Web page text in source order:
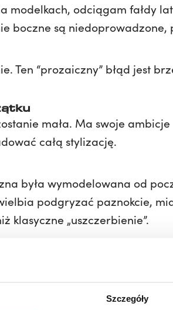
Szczegóły
modelkach, odciągam fałdy
boczne są niedoprowadzone,
Ten “prozaiczny” błąd jest
mała. Ma swoje
całą stylizację.
była wymodelowana od
podgryzać paznokcie,
klasyczne „uszczerbienie”.
podłożenie szablonu